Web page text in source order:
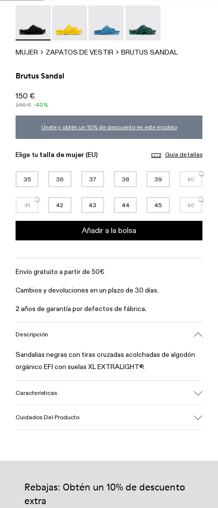
MUJER ZAPATOS DE VESTIR BRUTUS SANDAL
Brutus Sandal
150 €
250 € -40%
Únete y obtén un 10% de descuento en este modelo
Elige tu talla de mujer (EU) Guía de tallas
35 36 37 38 39 40
41 42 43 44 45 46
Añadir a la bolsa
Envío gratuito a partir de 50€
Cambios y devoluciones en un plazo de 30 días.
2 años de garantía por defectos de fábrica.
Descripción
Sandalias negras con tiras cruzadas acolchadas de algodón
orgánico EFI con suelas XL EXTRALIGHT®.
Características
Forro
Cuidados Del Producto
Nuestros zapatos se han fabricado con materiales de primera
garantizará que duren más tiempo.
Rebajas: Obtén un 10% de descuento
extra